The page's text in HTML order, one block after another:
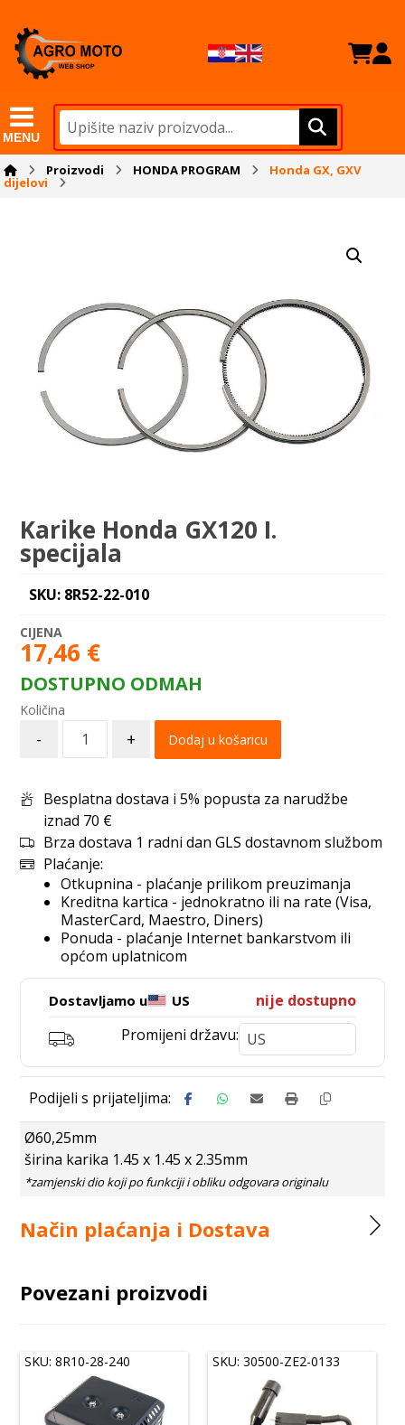
MENU
Proizvodi HONDA PROGRAM Honda GX, GXV
dijelovi
Karike Honda GX120 I.
specijala
SKU: 8R52-22-010
17,46 €
DOSTUPNO ODMAH
- + Dodaj u košaricu
Besplatna dostava i 5% popusta za narudžbe
iznad 70 €
Brza dostava 1 radni dan GLS dostavnom službom
Plaćanje:
Otkupnina - plaćanje prilikom preuzimanja
Kreditna kartica - jednokratno ili na rate (Visa,
MasterCard, Maestro, Diners)
Ponuda - plaćanje Internet bankarstvom ili
općom uplatnicom
Dostavljamo u US
nije dostupno
Promijeni državu:
Ø60,25mm
širina karika 1.45 x 1.45 x 2.35mm
Način plaćanja i Dostava
Povezani proizvodi
SKU: 8R10-28-240 SKU: 30500-ZE2-0133